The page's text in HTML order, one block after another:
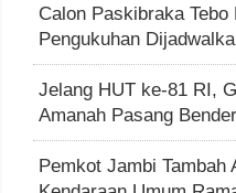
Calon Paskibraka
Pengukuhan
Jelang HUT ke-81 RI,
Amanah Pasang
Pemkot Jambi